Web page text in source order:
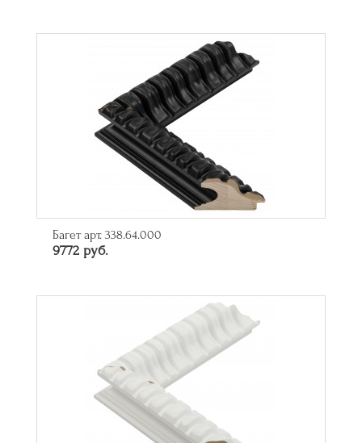
Багет арт. 338.64.000
9772 руб.